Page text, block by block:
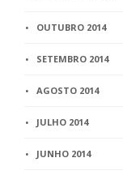
OUTUBRO 2014
SETEMBRO 2014
AGOSTO 2014
JULHO 2014
JUNHO 2014